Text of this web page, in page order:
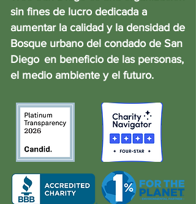
sin fines de lucro dedicada a
aumentar la calidad y la densidad de
Bosque urbano del condado de San
Diego en beneficio de las personas,
el medio ambiente y el futuro.